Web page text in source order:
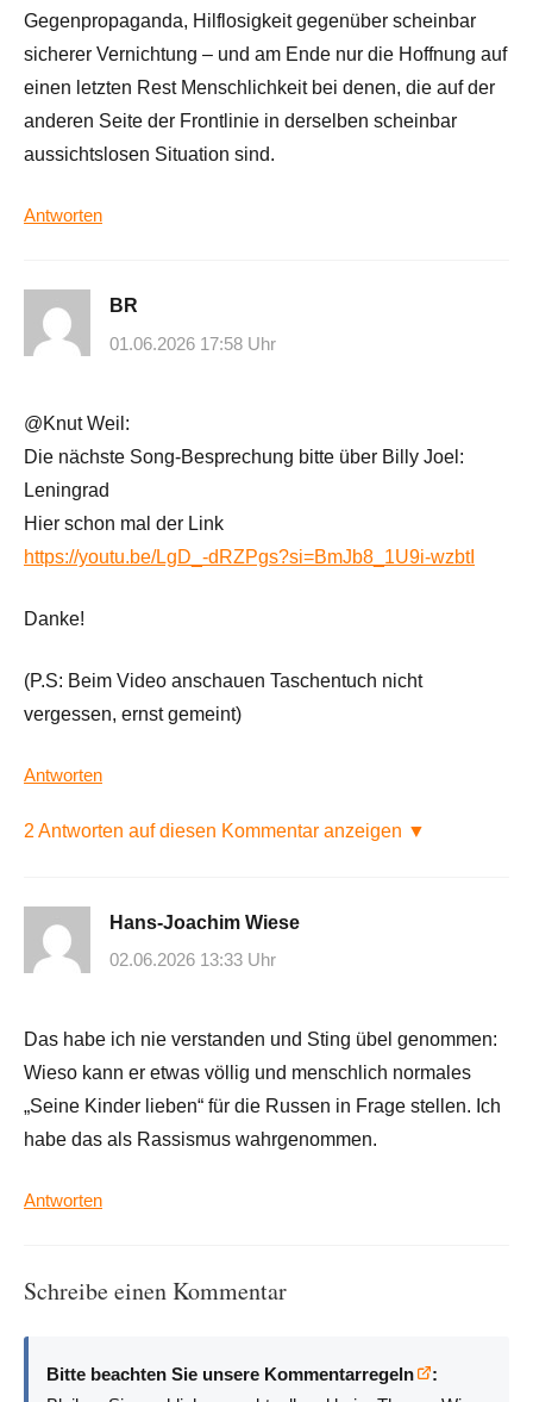
Gegenpropaganda, Hilflosigkeit gegenüber scheinbar
sicherer Vernichtung – und am Ende nur die Hoffnung auf
einen letzten Rest Menschlichkeit bei denen, die auf der
anderen Seite der Frontlinie in derselben scheinbar
aussichtslosen Situation sind.
Antworten
BR
01.06.2026 17:58 Uhr
@Knut Weil:
Die nächste Song-Besprechung bitte über Billy Joel:
Leningrad
Hier schon mal der Link
https://youtu.be/LgD_-dRZPgs?si=BmJb8_1U9i-wzbtI
Danke!
(P.S: Beim Video anschauen Taschentuch nicht
vergessen, ernst gemeint)
Antworten
2 Antworten auf diesen Kommentar anzeigen ▼
Hans-Joachim Wiese
02.06.2026 13:33 Uhr
Das habe ich nie verstanden und Sting übel genommen:
Wieso kann er etwas völlig und menschlich normales
„Seine Kinder lieben“ für die Russen in Frage stellen. Ich
habe das als Rassismus wahrgenommen.
Antworten
Schreibe einen Kommentar
Bitte beachten Sie unsere Kommentarregeln
: